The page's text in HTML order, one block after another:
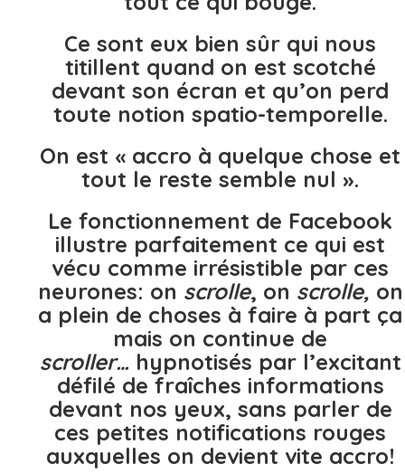
Ce sont eux bien sûr qui nous
titillent quand on est scotché
devant son écran et qu’on perd
toute notion spatio-temporelle.
On est « accro à quelque chose et
tout le reste semble nul ».
Le fonctionnement de Facebook
illustre parfaitement ce qui est
vécu comme irrésistible par ces
neurones: on scrolle, on scrolle, on
a plein de choses à faire à part ça
mais on continue de
scroller… hypnotisés par l’excitant
défilé de fraîches informations
devant nos yeux, sans parler de
ces petites notifications rouges
auxquelles on devient vite accro!